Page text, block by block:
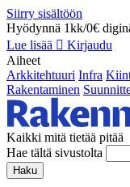
Siirry sisältöön
Hyödynnä 1kk/0€
Lue lisää
Kirjaudu
Aiheet
Arkkitehtuuri Infra
Rakentaminen
Kaikki mitä tietää pitää
Hae tältä sivustolta
Haku